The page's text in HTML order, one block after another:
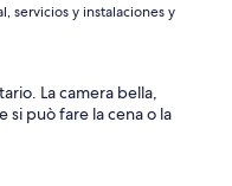
servicios y instalaciones y
La camera bella,
si può fare la cena o la